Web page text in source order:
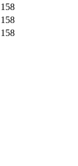
158
158
158